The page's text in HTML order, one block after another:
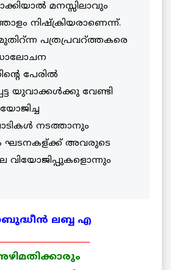
മനസ്സിലാവും
നിഷ്ക്രിയരാണെന്ന്.
പത്രപ്രവറ്ത്തകരെ
പേരില്‍
യുവാക്കള്‍ക്കു വേണ്ടി
നടത്താനും
ഘടനകള്ക്ക് അവരുടെ
വിയോജിപ്പുകളൊന്നും
ലബ്ബ എ